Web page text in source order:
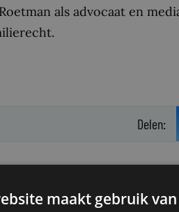
als advocaat en
Delen:
maakt gebruik